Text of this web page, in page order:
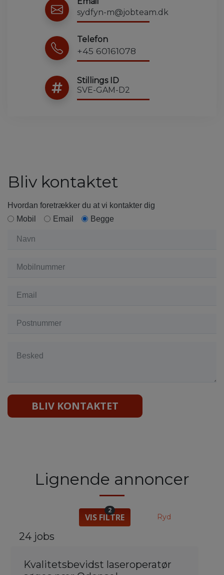
sydfyn-m@jobteam.dk
Telefon
+45 60161078
Stillings ID
SVE-GAM-D2
Bliv kontaktet
Hvordan foretrækker du at vi kontakter dig
Mobil
Email Begge
BLIV KONTAKTET
Lignende annoncer
VIS FILTRE
2
Ryd
24 jobs
Kvalitetsbevidst laseroperatør